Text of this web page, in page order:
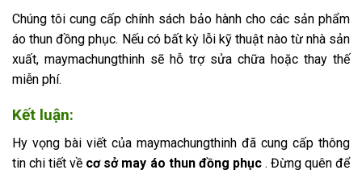
Chúng tôi cung cấp chính sách bảo hành cho các sản phẩm
áo thun đồng phục. Nếu có bất kỳ lỗi kỹ thuật nào từ nhà sản
xuất, maymachungthinh sẽ hỗ trợ sửa chữa hoặc thay thế
miễn phí.
Kết luận:
Hy vọng bài viết của maymachungthinh đã cung cấp thông
tin chi tiết về cơ sở may áo thun đồng phục. Đừng quên để